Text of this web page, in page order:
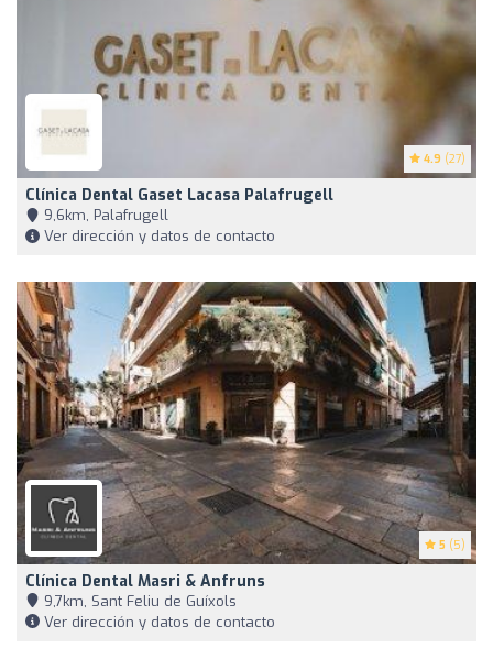
4.9 (27)
Clínica Dental Gaset Lacasa Palafrugell
9,6km, Palafrugell
Ver dirección y datos de contacto
5 (5)
Clínica Dental Masri & Anfruns
9,7km, Sant Feliu de Guíxols
Ver dirección y datos de contacto